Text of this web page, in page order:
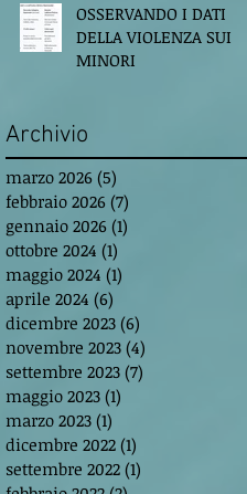
OSSERVANDO I DATI
DELLA VIOLENZA SUI
MINORI
Archivio
marzo 2026 (5)
febbraio 2026 (7)
gennaio 2026 (1)
ottobre 2024 (1)
maggio 2024 (1)
aprile 2024 (6)
dicembre 2023 (6)
novembre 2023 (4)
settembre 2023 (7)
maggio 2023 (1)
marzo 2023 (1)
dicembre 2022 (1)
settembre 2022 (1)